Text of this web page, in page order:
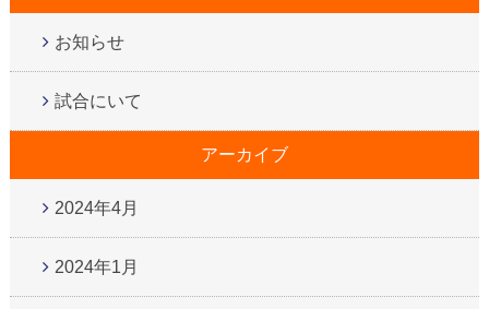
お知らせ
試合にいて
アーカイブ
2024年4月
2024年1月